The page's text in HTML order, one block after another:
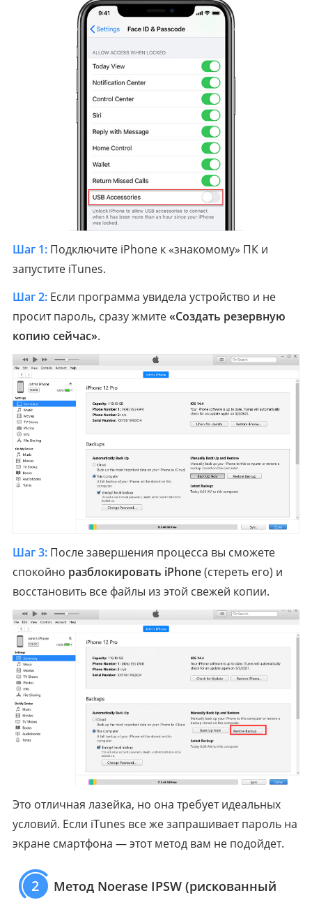
Шаг 1: Подключите iPhone к «знакомому» ПК и
запустите iTunes.
Шаг 2: Если программа увидела устройство и не
просит пароль, сразу жмите«Создать резервную
копию сейчас».
Шаг 3: После завершения процесса вы сможете
спокойно разблокировать iPhone(стереть его) и
восстановить все файлы из этой свежей копии.
Это отличная лазейка, но она требует идеальных
условий. Если iTunes все же запрашивает пароль на
экране смартфона — этот метод вам не подойдет.
2
Метод Noerase IPSW (рискованный